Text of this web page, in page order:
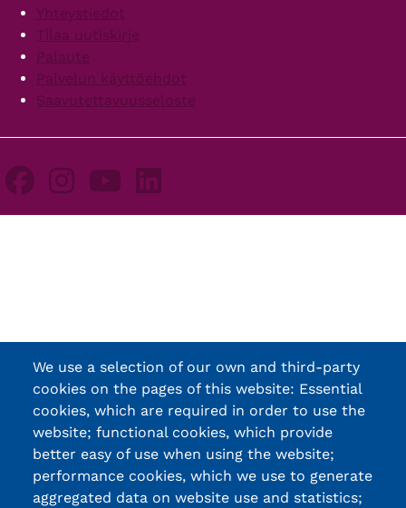
Yhteystiedot
Tilaa uutiskirje
Palaute
Palvelun käyttöehdot
Saavutettavuusseloste
We use a selection of our own and third-party
cookies on the pages of this website: Essential
cookies, which are required in order to use the
website; functional cookies, which provide
better easy of use when using the website;
performance cookies, which we use to generate
aggregated data on website use and statistics;